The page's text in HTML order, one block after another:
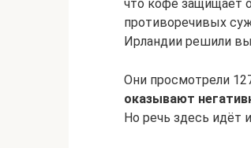
что кофе защищает
противоречивых
Ирландии решили
Они просмотрели
оказывают
Но речь здесь идёт